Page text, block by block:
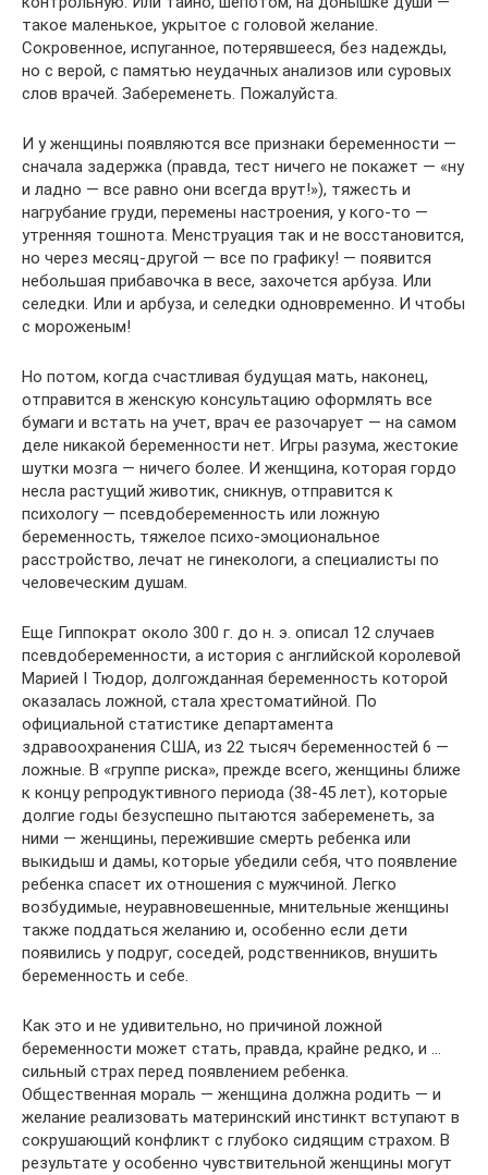
такое маленькое, укрытое с головой желание.
Сокровенное, испуганное, потерявшееся, без надежды,
но с верой, с памятью неудачных анализов или суровых
слов врачей. Забеременеть. Пожалуйста.
И у женщины появляются все признаки беременности —
сначала задержка (правда, тест ничего не покажет — «ну
и ладно — все равно они всегда врут!»), тяжесть и
нагрубание груди, перемены настроения, у кого-то —
утренняя тошнота. Менструация так и не восстановится,
но через месяц-другой — все по графику! — появится
небольшая прибавочка в весе, захочется арбуза. Или
селедки. Или и арбуза, и селедки одновременно. И чтобы
с мороженым!
Но потом, когда счастливая будущая мать, наконец,
отправится в женскую консультацию оформлять все
бумаги и встать на учет, врач ее разочарует — на самом
деле никакой беременности нет. Игры разума, жестокие
шутки мозга — ничего более. И женщина, которая гордо
несла растущий животик, сникнув, отправится к
психологу — псевдобеременность или ложную
беременность, тяжелое психо-эмоциональное
расстройство, лечат не гинекологи, а специалисты по
человеческим душам.
Еще Гиппократ около 300 г. до н. э. описал 12 случаев
псевдобеременности, а история с английской королевой
Марией I Тюдор, долгожданная беременность которой
оказалась ложной, стала хрестоматийной. По
официальной статистике департамента
здравоохранения США, из 22 тысяч беременностей 6 —
ложные. В «группе риска», прежде всего, женщины ближе
к концу репродуктивного периода (38-45 лет), которые
долгие годы безуспешно пытаются забеременеть, за
ними — женщины, пережившие смерть ребенка или
выкидыш и дамы, которые убедили себя, что появление
ребенка спасет их отношения с мужчиной. Легко
возбудимые, неуравновешенные, мнительные женщины
также поддаться желанию и, особенно если дети
появились у подруг, соседей, родственников, внушить
беременность и себе.
Как это и не удивительно, но причиной ложной
беременности может стать, правда, крайне редко, и …
сильный страх перед появлением ребенка.
Общественная мораль — женщина должна родить — и
желание реализовать материнский инстинкт вступают в
сокрушающий конфликт с глубоко сидящим страхом. В
результате у особенно чувствительной женщины могут